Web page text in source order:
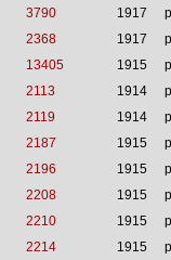
3790 1917
2368 1917
13405 1915
2113 1914
2119 1914
2187 1915
2196 1915
2208 1915
2210 1915
2214 1915